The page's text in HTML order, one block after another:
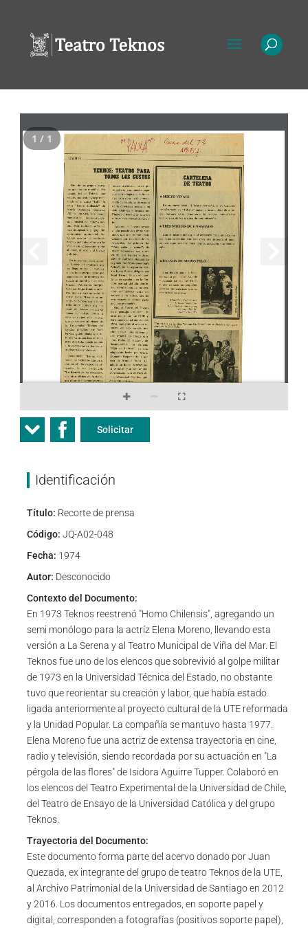
1 / 1
Solicitar
Identificación
Título: Recorte de prensa
Código: JQ-A02-048
Fecha: 1974
Autor: Desconocido
Contexto del Documento:
En 1973 Teknos reestrenó "Homo Chilensis", agregando un
semi monólogo para la actríz Elena Moreno, llevando esta
versión a La Serena y al Teatro Municipal de Viña del Mar. El
Teknos fue uno de los elencos que sobrevivió al golpe militar
de 1973 en la Universidad Técnica del Estado, no obstante
tuvo que reorientar su creación y labor, que había estado
ligada anteriormente al proyecto cultural de la UTE reformada
y la Unidad Popular. La compañía se mantuvo hasta 1977.
Elena Moreno fue una actriz de extensa trayectoria en cine,
radio y televisión, siendo recordada por su actuación en "La
pérgola de las flores" de Isidora Aguirre Tupper. Colaboró en
los elencos del Teatro Experimental de la Universidad de Chile,
del Teatro de Ensayo de la Universidad Católica y del grupo
Teknos.
Trayectoria del Documento:
Este documento forma parte del acervo donado por Juan
Quezada, ex integrante del grupo de teatro Teknos de la UTE,
al Archivo Patrimonial de la Universidad de Santiago en 2012
y 2016. Los documentos entregados, en soporte papel y
digital, corresponden a fotografías (positivos soporte papel),